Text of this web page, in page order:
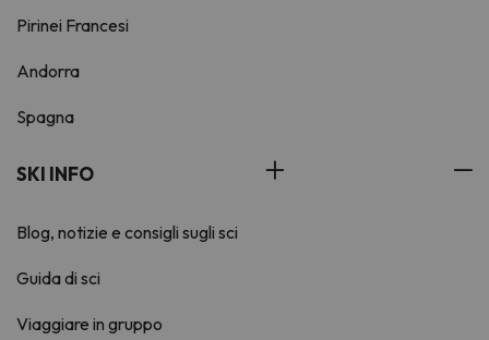
Pirinei Francesi
Andorra
Spagna
SKI INFO
Blog, notizie e consigli sugli sci
Guida di sci
Viaggiare in gruppo